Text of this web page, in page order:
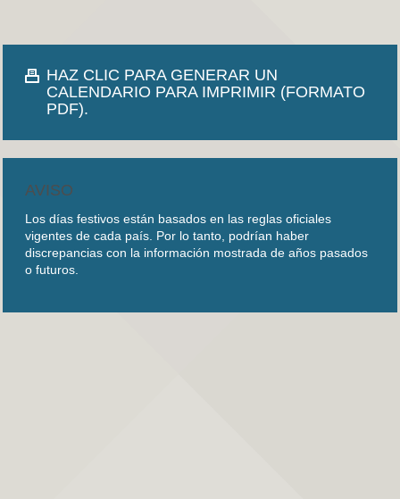
HAZ CLIC PARA GENERAR UN
CALENDARIO PARA IMPRIMIR (FORMATO
PDF).
AVISO
Los días festivos están basados en las reglas oficiales
vigentes de cada país. Por lo tanto, podrían haber
discrepancias con la información mostrada de años pasados
o futuros.